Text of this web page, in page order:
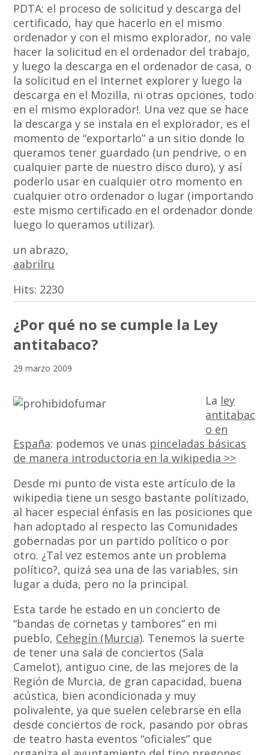
PDTA: el proceso de solicitud y descarga del
certificado, hay que hacerlo en el mismo
ordenador y con el mismo explorador, no vale
hacer la solicitud en el ordenador del trabajo,
y luego la descarga en el ordenador de casa, o
la solicitud en el Internet explorer y luego la
descarga en el Mozilla, ni otras opciones, todo
en el mismo explorador!. Una vez que se hace
la descarga y se instala en el explorador, es el
momento de “exportarlo” a un sitio donde lo
queramos tener guardado (un pendrive, o en
cualquier parte de nuestro disco duro), y así
poderlo usar en cualquier otro momento en
cualquier otro ordenador o lugar (importando
este mismo certificado en el ordenador donde
luego lo queramos utilizar).
un abrazo,
aabrilru
Hits: 2230
¿Por qué no se cumple la Ley
antitabaco?
29 marzo 2009
La ley
antitabac
o en
España: podemos ve unas pinceladas básicas
de manera introductoria en la wikipedia >>
Desde mi punto de vista este artículo de la
wikipedia tiene un sesgo bastante polítizado,
al hacer especial énfasis en las posiciones que
han adoptado al respecto las Comunidades
gobernadas por un partido político o por
otro. ¿Tal vez estemos ante un problema
político?, quizá sea una de las variables, sin
lugar a duda, pero no la principal.
Esta tarde he estado en un concierto de
“bandas de cornetas y tambores” en mi
pueblo, Cehegín (Murcia). Tenemos la suerte
de tener una sala de conciertos (Sala
Camelot), antiguo cine, de las mejores de la
Región de Murcia, de gran capacidad, buena
acústica, bien acondicionada y muy
polivalente, ya que suelen celebrarse en ella
desde conciertos de rock, pasando por obras
de teatro hasta eventos “oficiales” que